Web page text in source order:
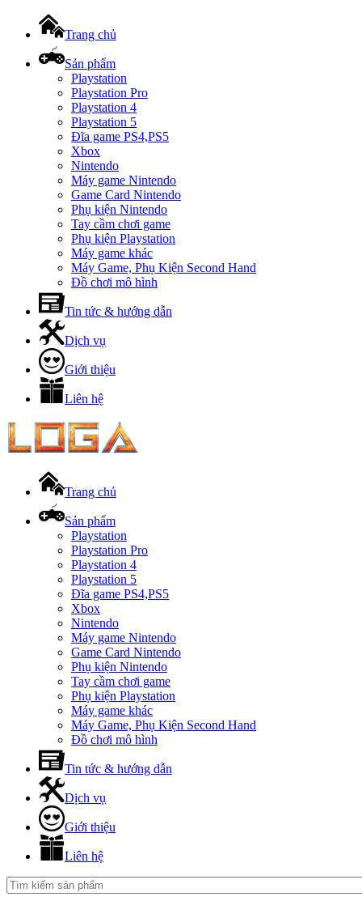
Trang chủ
Sản phẩm
Playstation
Playstation Pro
Playstation 4
Playstation 5
Đĩa game PS4,PS5
Xbox
Nintendo
Máy game Nintendo
Game Card Nintendo
Phụ kiện Nintendo
Tay cầm chơi game
Phụ kiện Playstation
Máy game khác
Máy Game, Phụ Kiện Second Hand
Đồ chơi mô hình
Tin tức & hướng dẫn
Dịch vụ
Giới thiệu
Liên hệ
Trang chủ
Sản phẩm
Playstation
Playstation Pro
Playstation 4
Playstation 5
Đĩa game PS4,PS5
Xbox
Nintendo
Máy game Nintendo
Game Card Nintendo
Phụ kiện Nintendo
Tay cầm chơi game
Phụ kiện Playstation
Máy game khác
Máy Game, Phụ Kiện Second Hand
Đồ chơi mô hình
Tin tức & hướng dẫn
Dịch vụ
Giới thiệu
Liên hệ